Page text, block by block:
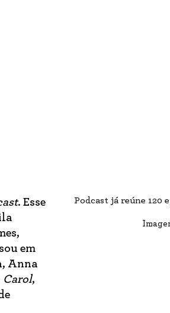
Podcast já reúne 120
. Esse
em
Anna
Carol,